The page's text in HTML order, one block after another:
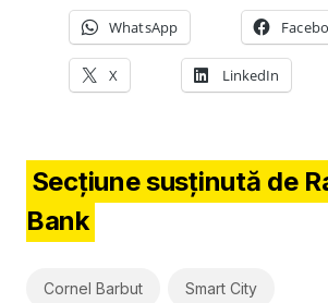
WhatsApp
X LinkedIn
Secțiune susținută de
Bank
Cornel Barbut Smart City